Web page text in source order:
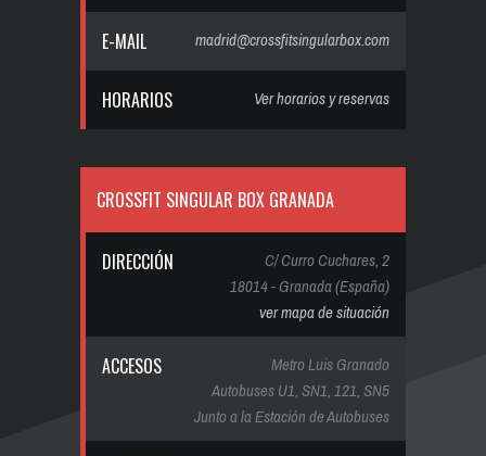
E-MAIL madrid@crossfitsingularbox.com
HORARIOS Ver horarios y reservas
CROSSFIT SINGULAR BOX GRANADA
DIRECCIÓN
C/ Curro Cuchares, 2
18014 - Granada (España)
ver mapa de situación
ACCESOS
Metro Luis Granado
Autobuses U1, SN1, 121, SN5
Junto a la Estación de Autobuses